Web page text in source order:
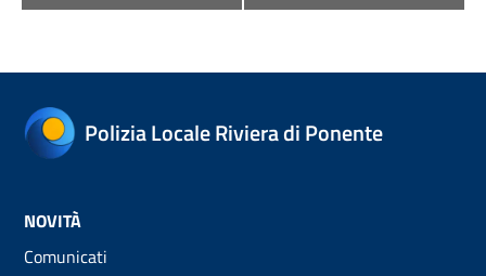
Polizia Locale Riviera di Ponente
NOVITÀ
Comunicati